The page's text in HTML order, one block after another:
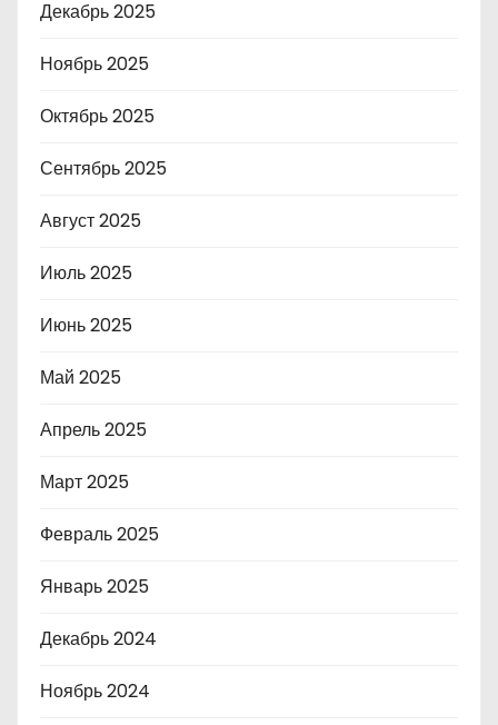
Декабрь 2025
Ноябрь 2025
Октябрь 2025
Сентябрь 2025
Август 2025
Июль 2025
Июнь 2025
Май 2025
Апрель 2025
Март 2025
Февраль 2025
Январь 2025
Декабрь 2024
Ноябрь 2024